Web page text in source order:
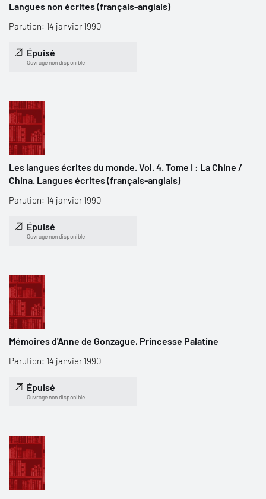
Langues non écrites (français-anglais)
Parution: 14 janvier 1990
Épuisé
Ouvrage non disponible
Les langues écrites du monde. Vol. 4. Tome I : La Chine /
China. Langues écrites (français-anglais)
Parution: 14 janvier 1990
Épuisé
Ouvrage non disponible
Mémoires d'Anne de Gonzague, Princesse Palatine
Parution: 14 janvier 1990
Épuisé
Ouvrage non disponible